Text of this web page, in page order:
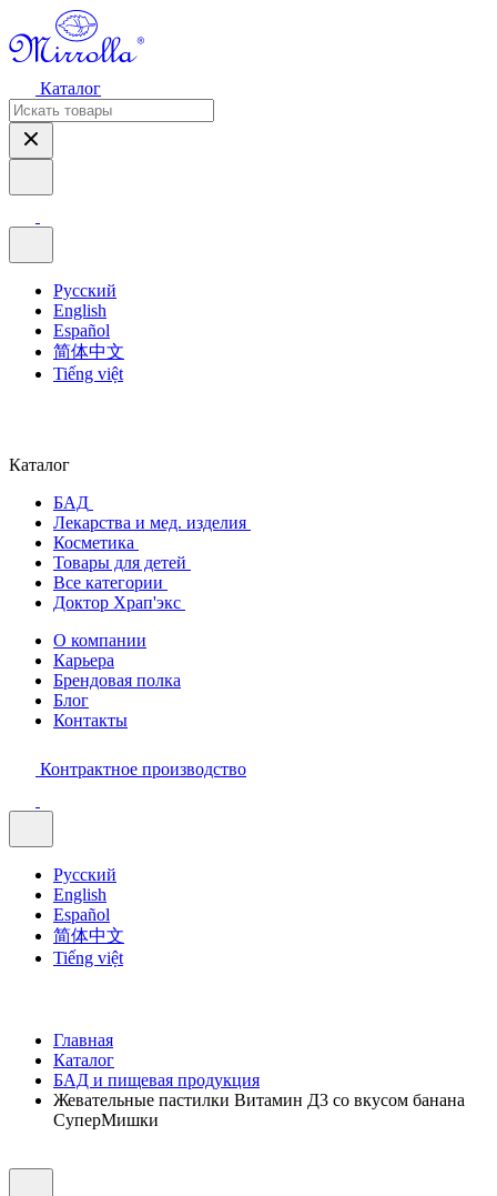
Каталог
Русский
English
Español
简体中文
Tiếng việt
Каталог
БАД
Лекарства и мед. изделия
Косметика
Товары для детей
Все категории
Доктор Храп'экс
О компании
Карьера
Брендовая полка
Блог
Контакты
Контрактное производство
Русский
English
Español
简体中文
Tiếng việt
Главная
Каталог
БАД и пищевая продукция
Жевательные пастилки Витамин Д3 со вкусом банана
СуперМишки